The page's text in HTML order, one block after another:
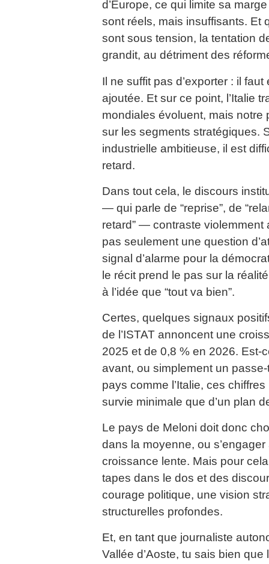
d’Europe, ce qui limite sa
sont réels, mais insuffisants. Et
sont sous tension, la tentation
grandit, au détriment des
Il ne suffit pas d’exporter : il
ajoutée. Et sur ce point, l’Italie
mondiales évoluent, mais
sur les segments stratégiques.
industrielle ambitieuse, il est
retard.
Dans tout cela, le discours
— qui parle de “reprise”, de
retard” — contraste violemment
pas seulement une question
signal d’alarme pour la
le récit prend le pas sur la
à l’idée que “tout va bien”.
Certes, quelques signaux
de l’ISTAT annoncent une
2025 et de 0,8 % en 2026. Est-
avant, ou simplement un
pays comme l’Italie, ces
survie minimale que d’un plan
Le pays de Meloni doit donc
dans la moyenne, ou
croissance lente. Mais pour
tapes dans le dos et des
courage politique, une vision
structurelles profondes.
Et, en tant que journaliste
Vallée d’Aoste, tu sais bien que